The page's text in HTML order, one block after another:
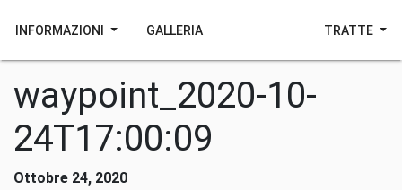
INFORMAZIONI GALLERIA TRATTE
waypoint_2020-10-
24T17:00:09
Ottobre 24, 2020